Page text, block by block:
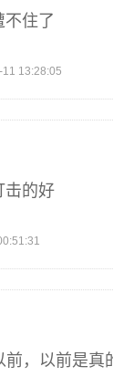
不住了
13:28:05
击的好
，以前是